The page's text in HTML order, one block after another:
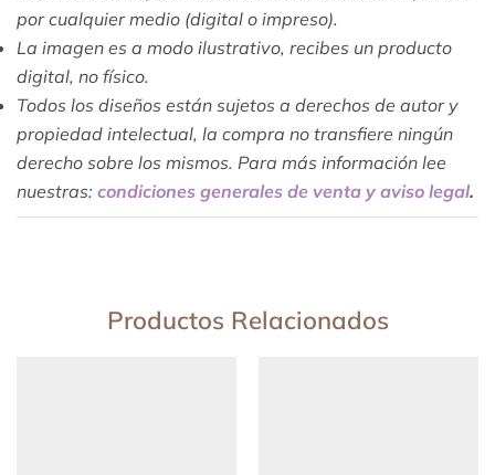
por cualquier medio (digital o impreso).
La imagen es a modo ilustrativo, recibes un producto
digital, no físico.
Todos los diseños están sujetos a derechos de autor y
propiedad intelectual, la compra no transfiere ningún
derecho sobre los mismos. Para más información lee
nuestras: condiciones generales de venta y aviso legal.
Productos Relacionados